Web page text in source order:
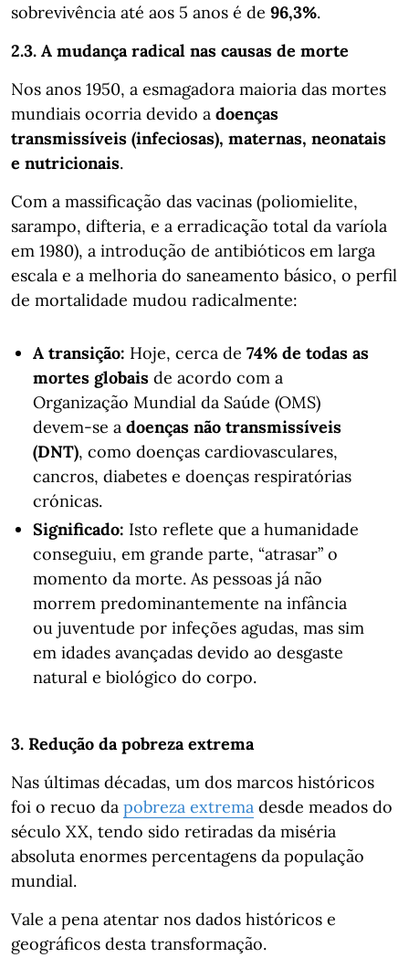
sobrevivência até aos 5 anos é de 96,3%.
2.3. A mudança radical nas causas de morte
Nos anos 1950, a esmagadora maioria das mortes
mundiais ocorria devido a doenças
transmissíveis (infeciosas), maternas, neonatais
e nutricionais.
Com a massificação das vacinas (poliomielite,
sarampo, difteria, e a erradicação total da varíola
em 1980), a introdução de antibióticos em larga
escala e a melhoria do saneamento básico, o perfil
de mortalidade mudou radicalmente:
A transição: Hoje, cerca de 74% de todas as
mortes globais de acordo com a
Organização Mundial da Saúde (OMS)
devem-se a doenças não transmissíveis
(DNT), como doenças cardiovasculares,
cancros, diabetes e doenças respiratórias
crónicas.
Significado: Isto reflete que a humanidade
conseguiu, em grande parte, “atrasar” o
momento da morte. As pessoas já não
morrem predominantemente na infância
ou juventude por infeções agudas, mas sim
em idades avançadas devido ao desgaste
natural e biológico do corpo.
3. Redução da pobreza extrema
Nas últimas décadas, um dos marcos históricos
foi o recuo da pobreza extrema desde meados do
século XX, tendo sido retiradas da miséria
absoluta enormes percentagens da população
mundial.
Vale a pena atentar nos dados históricos e
geográficos desta transformação.